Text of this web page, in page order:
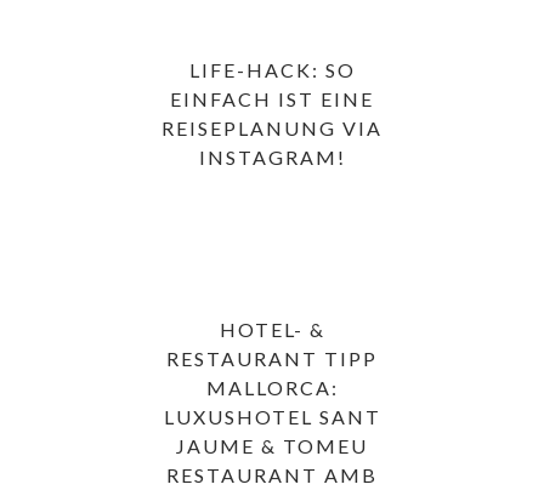
LIFE-HACK: SO
EINFACH IST EINE
REISEPLANUNG VIA
INSTAGRAM!
HOTEL- &
RESTAURANT TIPP
MALLORCA:
LUXUSHOTEL SANT
JAUME & TOMEU
RESTAURANT AMB